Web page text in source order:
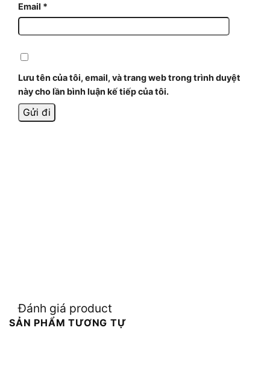
Email *
Lưu tên của tôi, email, và trang web trong trình duyệt
này cho lần bình luận kế tiếp của tôi.
Đánh giá product
SẢN PHẨM TƯƠNG TỰ